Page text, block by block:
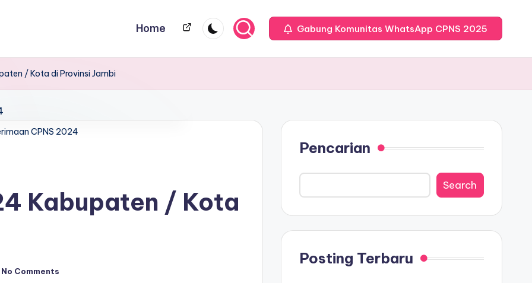
Home Home Gabung Komunitas WhatsApp CPNS 2025
/ Kota di Provinsi Jambi
CPNS 2024
Kabupaten / Kota
No Comments
Pencarian
Search
Posting Terbaru